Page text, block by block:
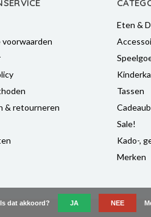
& retourneren
Eten &
Tassen
Sale!
Kado-,
Merken
dat akkoord? JA NEE